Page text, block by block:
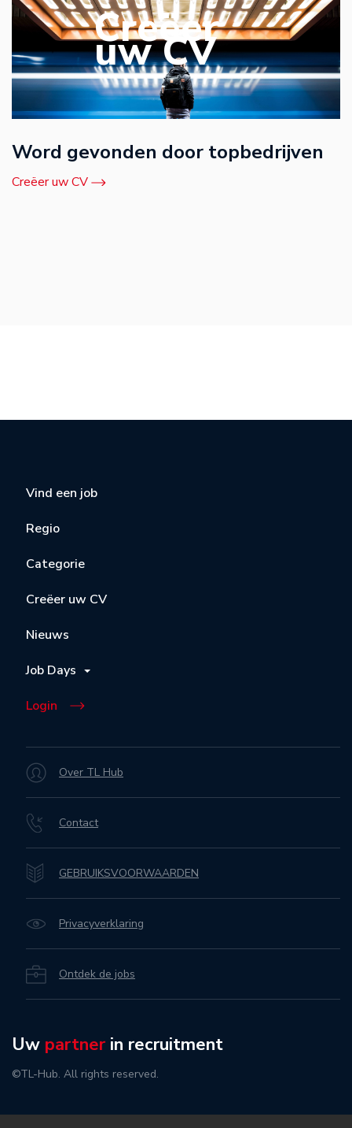
Creëer
uw CV
Word gevonden door topbedrijven
Creëer uw CV
Vind een job
Regio
Categorie
Creëer uw CV
Nieuws
Job Days
Login
Over TL Hub
Contact
GEBRUIKSVOORWAARDEN
Privacyverklaring
Ontdek de jobs
Uw partner in recruitment
©TL-Hub. All rights reserved.